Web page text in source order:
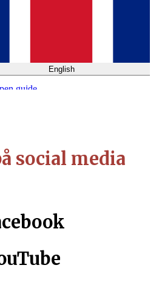
social media